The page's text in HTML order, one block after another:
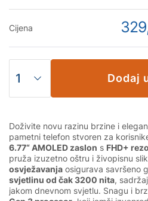
Doživite novu razinu brzine i
pametni telefon stvoren za
6.77“ AMOLED zaslon s FHD+
pruža izuzetno oštru i živopisnu
osvježavanja osigurava savršeno
svjetlinu od čak 3200 nita,
jakom dnevnom svjetlu. Snagu i
Cijena
Dodaj